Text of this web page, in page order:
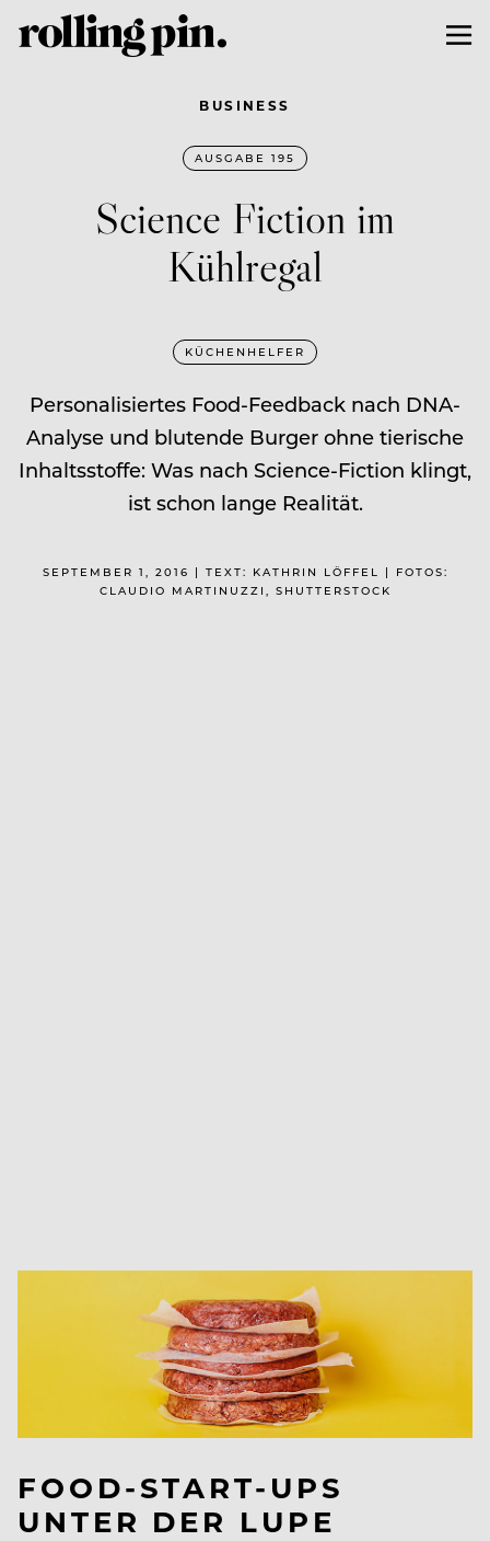
BUSINESS
AUSGABE 195
Science Fiction im
Kühlregal
KÜCHENHELFER
Personalisiertes Food-Feedback nach DNA-
Analyse und blutende Burger ohne tierische
Inhaltsstoffe: Was nach Science-Fiction klingt,
ist schon lange Realität.
SEPTEMBER 1, 2016 | TEXT: KATHRIN LÖFFEL | FOTOS:
CLAUDIO MARTINUZZI, SHUTTERSTOCK
FOOD-START-UPS
UNTER DER LUPE